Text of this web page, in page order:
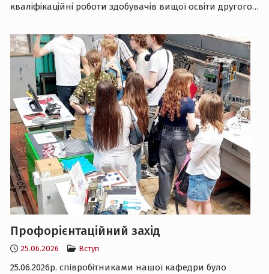
кваліфікаційні роботи здобувачів вищої освіти другого…
Профорієнтаційний захід
25.06.2026 Вступ
25.06.2026р. спiвробiтниками нашої кафедри було